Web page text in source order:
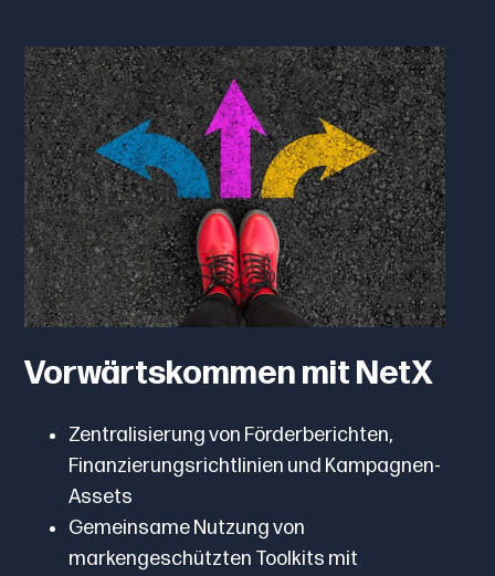
Vorwärtskommen mit NetX
Zentralisierung von Förderberichten,
Finanzierungsrichtlinien und Kampagnen-
Assets
Gemeinsame Nutzung von
markengeschützten Toolkits mit